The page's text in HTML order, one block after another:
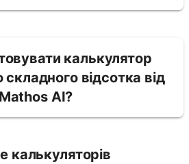
калькулятор
відсотка від
Mathos AI?
калькуляторів